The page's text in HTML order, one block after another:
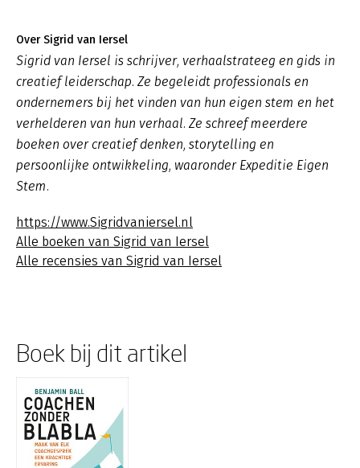
Over Sigrid van Iersel
Sigrid van Iersel is schrijver, verhaalstrateeg en gids in
creatief leiderschap. Ze begeleidt professionals en
ondernemers bij het vinden van hun eigen stem en het
verhelderen van hun verhaal. Ze schreef meerdere
boeken over creatief denken, storytelling en
persoonlijke ontwikkeling, waaronder Expeditie Eigen
Stem.
https://www.Sigridvaniersel.nl
Alle boeken van Sigrid van Iersel
Alle recensies van Sigrid van Iersel
Boek bij dit artikel